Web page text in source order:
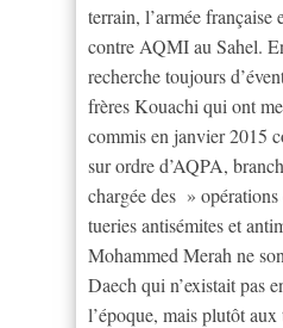
terrain, l’armée française
contre AQMI au Sahel.
recherche toujours
frères Kouachi qui ont
commis en janvier 2015
sur ordre d’AQPA,
chargée des »
tueries antisémites et
Mohammed Merah ne
Daech qui n’existait pas
l’époque, mais plutôt